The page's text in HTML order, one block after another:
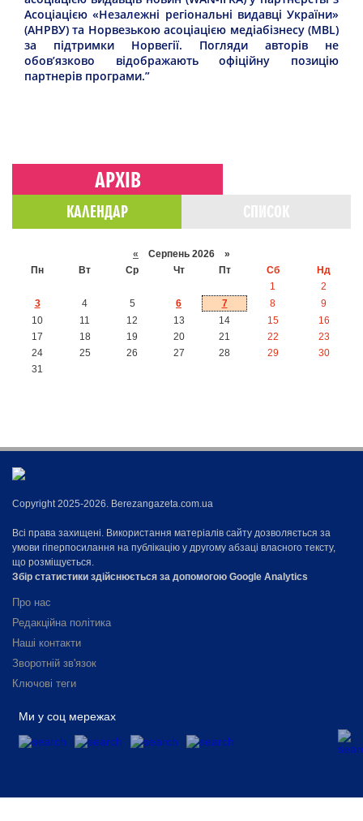
Асоціацією «Незалежні регіональні видавці України»
(АНРВУ) та Норвезькою асоціацією медіабізнесу (MBL)
за підтримки Норвегії. Погляди авторів не
обов’язково відображають офіційну позицію
партнерів програми.”
АРХІВ
КАЛЕНДАР
« Серпень 2026 »
Пн
Вт Ср Чт Пт Сб
Нд
1
2
3
4 5 6 7 8
9
10
11 12 13 14 15
16
17
18 19 20 21 22
23
24
25 26 27 28 29
30
31
Copyright 2025-2026. Berezangazeta.com.ua
Всі права захищені. Використання матеріалів сайту дозволяється за
умови гіперпосилання на публікацію у другому абзаці власного тексту,
що розміщується.
Збір статистики здійснюється за допомогою Google Analytics
Про нас
Редакційна політика
Наші контакти
Зворотній зв'язок
Ключові теги
Ми у соц мережах